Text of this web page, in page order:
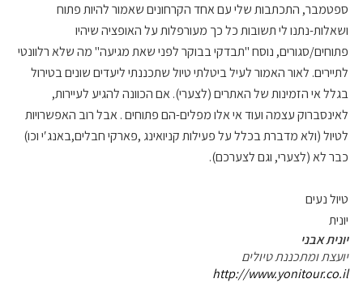
ספטמבר, התכתבות שלי עם אחד הקרחונים שאמור להיות פתוח
ושאלות-נתנו לי תשובות כל כך מעורפלות על האופציה שיהיו
פתוחים/סגורים, נוסח "תבדקי בבוקר לפני שאת מגיעה" מה שלא רלוונטי
לתיירים. לאור האמור לעיל ביטלתי טיול שתכננתי ליעדים שונים בטירול
בגלל אי הזמינות של האתרים (לצערי). אם הכוונה להגיע לעיירות,
לאינסברוק עצמה ועוד אי אלו מפלים-הם פתוחים . אבל רוב האפשרויות
לטיול (ולא מדברת בכלל על פעילות קניואינג ,פארקי חבלים,באנג′י וכו)
כבר לא (לצערי, וגם לצערכם).
טיול נעים
יונית
יונית אבני
יועצת ומתכננת טיולים
http://www.yonitour.co.il